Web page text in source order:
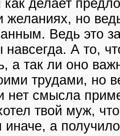
как делает
желаниях, но
Ведь это
навсегда. А то,
а так ли оно
трудами, но
нет смысла
твой муж,
иначе, а